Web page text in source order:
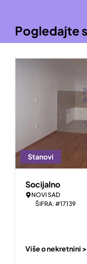
Pogledajte
Stanovi
Socijalno
NOVI SAD
ŠIFRA: #17139
Više o nekretnini >